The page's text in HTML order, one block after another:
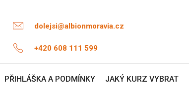
dolejsi@albionmoravia.cz
+420 608 111 599
PŘIHLÁŠKA A PODMÍNKY JAKÝ KURZ VYBRAT